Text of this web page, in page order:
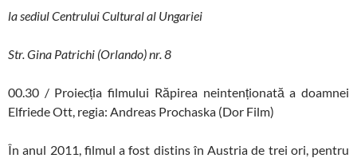
la sediul Centrului Cultural al Ungariei
Str. Gina Patrichi (Orlando) nr. 8
00.30 / Proiecția filmului Răpirea neintenționată a doamnei
Elfriede Ott, regia: Andreas Prochaska (Dor Film)
În anul 2011, filmul a fost distins în Austria de trei ori, pentru